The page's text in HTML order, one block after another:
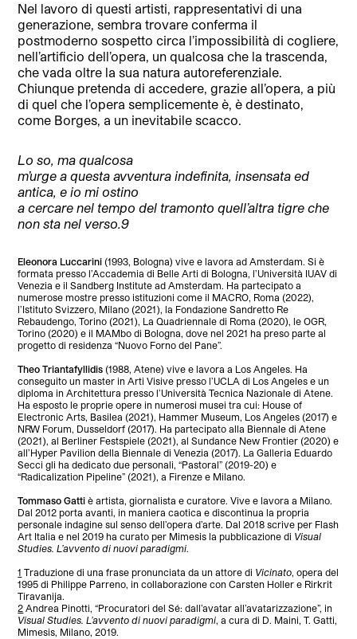
Nel lavoro di questi artisti, rappresentativi di una
generazione, sembra trovare conferma il
postmoderno sospetto circa l’impossibilità di cogliere,
nell’artificio dell’opera, un qualcosa che la trascenda,
che vada oltre la sua natura autoreferenziale.
Chiunque pretenda di accedere, grazie all’opera, a più
di quel che l’opera semplicemente è, è destinato,
come Borges, a un inevitabile scacco.
Lo so, ma qualcosa
m’urge a questa avventura indefinita, insensata ed
antica, e io mi ostino
a cercare nel tempo del tramonto quell’altra tigre che
non sta nel verso.9
Eleonora Luccarini (1993, Bologna) vive e lavora ad Amsterdam. Si è
formata presso l’Accademia di Belle Arti di Bologna, l’Università IUAV di
Venezia e il Sandberg Institute ad Amsterdam. Ha partecipato a
numerose mostre presso istituzioni come il MACRO, Roma (2022),
l’Istituto Svizzero, Milano (2021), la Fondazione Sandretto Re
Rebaudengo, Torino (2021), La Quadriennale di Roma (2020), le OGR,
Torino (2020) e il MAMbo di Bologna, dove nel 2021 ha preso parte al
progetto di residenza “Nuovo Forno del Pane”.
Theo Triantafyllidis (1988, Atene) vive e lavora a Los Angeles. Ha
conseguito un master in Arti Visive presso l’UCLA di Los Angeles e un
diploma in Architettura presso l’Università Tecnica Nazionale di Atene.
Ha esposto le proprie opere in numerosi musei tra cui: House of
Electronic Arts, Basilea (2021), Hammer Museum, Los Angeles (2017) e
NRW Forum, Dusseldorf (2017). Ha partecipato alla Biennale di Atene
(2021), al Berliner Festspiele (2021), al Sundance New Frontier (2020) e
all’Hyper Pavilion della Biennale di Venezia (2017). La Galleria Eduardo
Secci gli ha dedicato due personali, “Pastoral” (2019-20) e
“Radicalization Pipeline” (2021), a Firenze e Milano.
Tommaso Gatti è artista, giornalista e curatore. Vive e lavora a Milano.
Dal 2012 porta avanti, in maniera caotica e discontinua la propria
personale indagine sul senso dell’opera d’arte. Dal 2018 scrive per Flash
Art Italia e nel 2019 ha curato per Mimesis la pubblicazione di Visual
Studies. L’avvento di nuovi paradigmi.
1 Traduzione di una frase pronunciata da un attore di Vicinato, opera del
1995 di Philippe Parreno, in collaborazione con Carsten Holler e Rirkrit
Tiravanija.
2 Andrea Pinotti, “Procuratori del Sé: dall’avatar all’avatarizzazione”, in
Visual Studies. L’avvento di nuovi paradigmi, a cura di D. Maini, T. Gatti,
Mimesis, Milano, 2019.